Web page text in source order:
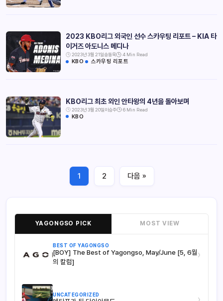
2023 KBO리그 외국인 선수 스카우팅 리포트 – KIA 타
이거즈 아도니스 메디나
2023년 3월 21일송동욱 4 Min Read
KBO 스카우팅 리포트
KBO리그 최초 외인 안타왕의 4년을 돌아보며
2023년 3월 20일이승주 6 Min Read
KBO
1 2 다음 »
YAGONGSO PICK MOST VIEW
BEST OF YAGONGSO
[BOY] The Best of Yagongso, May/June [5, 6월
의 칼럼]
›
UNCATEGORIZED